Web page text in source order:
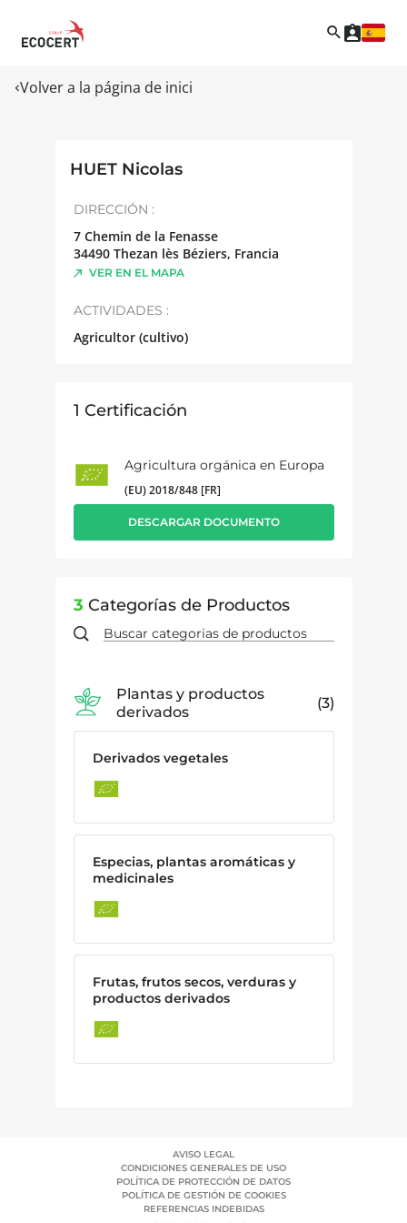
Volver a la página de inici
HUET Nicolas
DIRECCIÓN :
7 Chemin de la Fenasse
34490 Thezan lès Béziers, Francia
VER EN EL MAPA
ACTIVIDADES :
Agricultor (cultivo)
1 Certificación
Agricultura orgánica en Europa
(EU) 2018/848 [FR]
DESCARGAR DOCUMENTO
3 Categorías de Productos
Plantas y productos
derivados
3
Derivados vegetales
Especias, plantas aromáticas y
medicinales
Frutas, frutos secos, verduras y
productos derivados
AVISO LEGAL
CONDICIONES GENERALES DE USO
POLÍTICA DE PROTECCIÓN DE DATOS
POLÍTICA DE GESTIÓN DE COOKIES
REFERENCIAS INDEBIDAS